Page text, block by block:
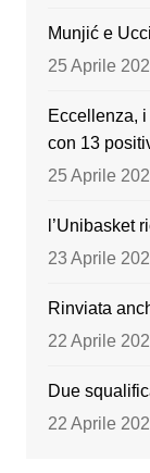
Munjić e
25 Aprile
Eccellenza,
con 13
25 Aprile
l’Unibasket
23 Aprile
Rinviata
22 Aprile
Due
22 Aprile